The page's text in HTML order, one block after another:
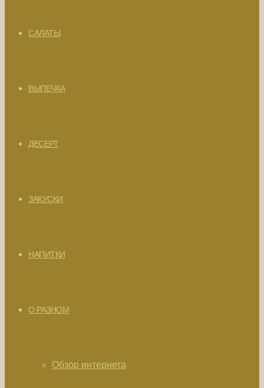
САЛАТЫ
ВЫПЕЧКА
ДЕСЕРТ
ЗАКУСКИ
НАПИТКИ
О РАЗНОМ
Обзор интернета